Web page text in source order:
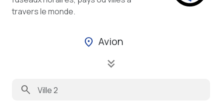
travers le monde.
location_on Avion
keyboard_double_arrow_down
search